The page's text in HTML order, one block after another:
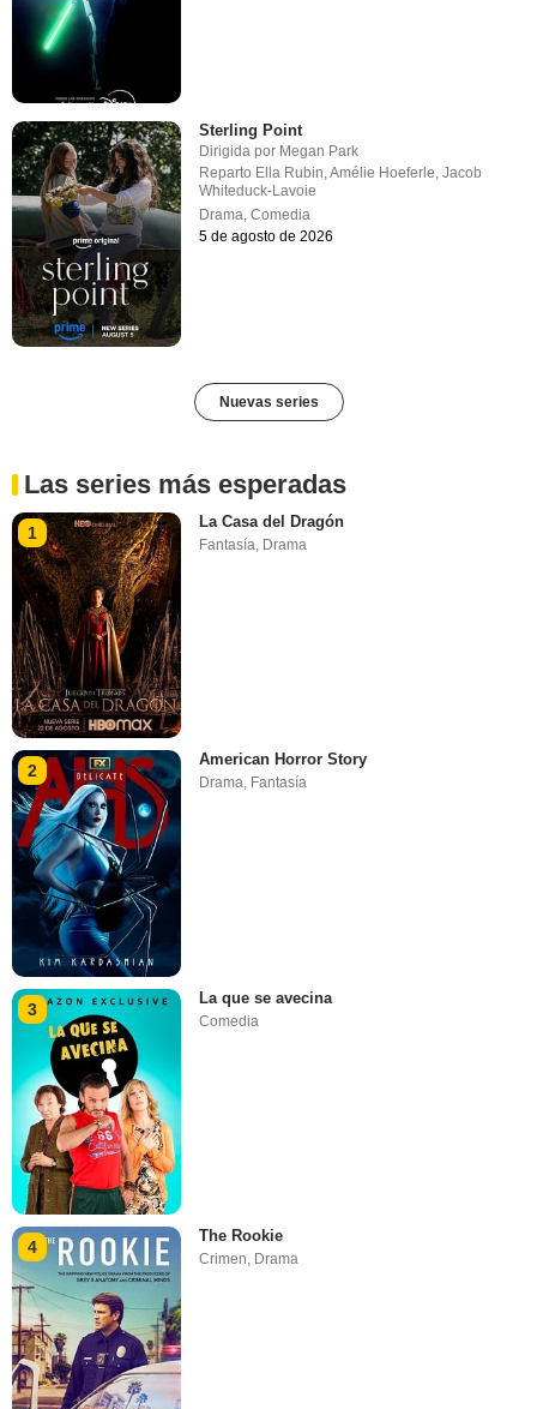
Sterling Point
Dirigida por Megan Park
Reparto Ella Rubin,Amélie Hoeferle,Jacob
Whiteduck-Lavoie
Drama,Comedia
5 de agosto de 2026
Nuevas series
Las series más esperadas
1
La Casa del Dragón
Fantasía, Drama
2
American Horror Story
Drama, Fantasía
3
La que se avecina
Comedia
4
The Rookie
Crimen, Drama